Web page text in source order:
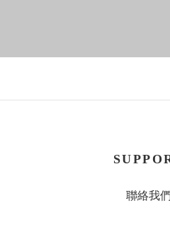
聯絡我們